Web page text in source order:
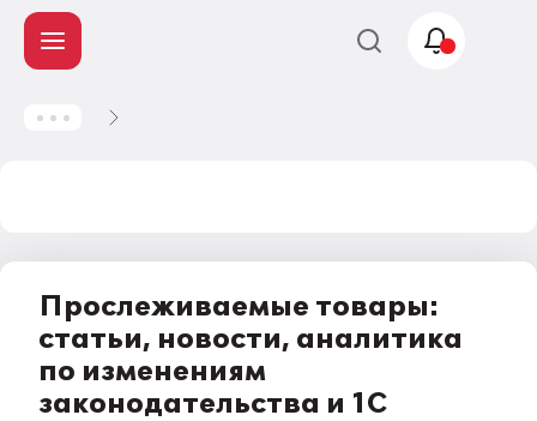
Прослеживаемые товары:
статьи, новости, аналитика
по изменениям
законодательства и 1С
Учет и